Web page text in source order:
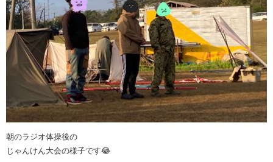
朝のラジオ体操後の
じゃんけん大会の様子です😂